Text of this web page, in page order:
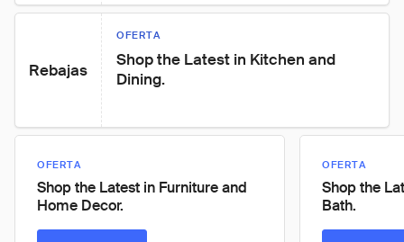
Rebajas
OFERTA
Shop the Latest in Kitchen and
Dining.
OFERTA
Shop the Latest in Furniture and
Home Decor.
OFERTA
Shop the
Bath.